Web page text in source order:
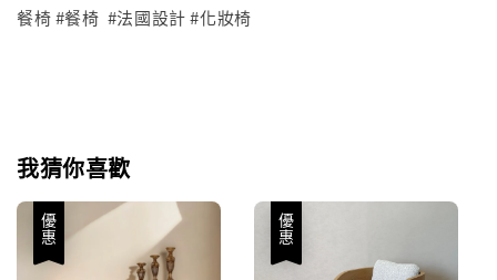
餐椅 #餐椅 #法國設計 #化妝椅
我猜你喜歡
優惠 優惠